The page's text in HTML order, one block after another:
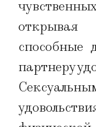
способные
партнеру